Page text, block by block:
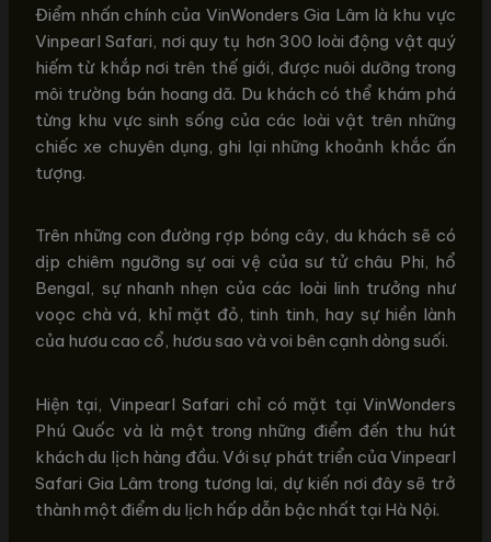
Điểm nhấn chính của VinWonders Gia Lâm là khu vực
Vinpearl Safari, nơi quy tụ hơn 300 loài động vật quý
hiếm từ khắp nơi trên thế giới, được nuôi dưỡng trong
môi trường bán hoang dã. Du khách có thể khám phá
từng khu vực sinh sống của các loài vật trên những
chiếc xe chuyên dụng, ghi lại những khoảnh khắc ấn
tượng.
Trên những con đường rợp bóng cây, du khách sẽ có
dịp chiêm ngưỡng sự oai vệ của sư tử châu Phi, hổ
Bengal, sự nhanh nhẹn của các loài linh trưởng như
voọc chà vá, khỉ mặt đỏ, tinh tinh, hay sự hiền lành
của hươu cao cổ, hươu sao và voi bên cạnh dòng suối.
Hiện tại, Vinpearl Safari chỉ có mặt tại VinWonders
Phú Quốc và là một trong những điểm đến thu hút
khách du lịch hàng đầu. Với sự phát triển của Vinpearl
Safari Gia Lâm trong tương lai, dự kiến nơi đây sẽ trở
thành một điểm du lịch hấp dẫn bậc nhất tại Hà Nội.